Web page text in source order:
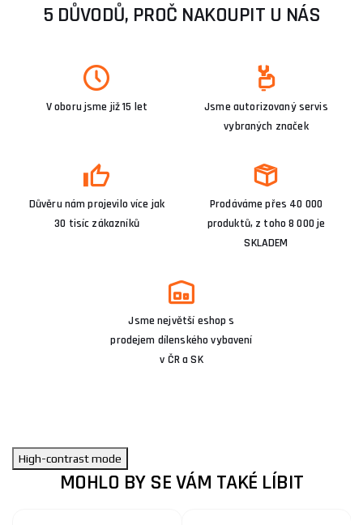
5 DŮVODŮ, PROČ NAKOUPIT U NÁS
V oboru jsme již 15 let
Jsme autorizovaný servis
vybraných značek
Důvěru nám projevilo více jak
30 tisíc zákazníků
Prodáváme přes 40 000
produktů, z toho 8 000 je
SKLADEM
Jsme největší eshop s
prodejem dílenského vybavení
v ČR a SK
High-contrast mode
MOHLO BY SE VÁM TAKÉ LÍBIT